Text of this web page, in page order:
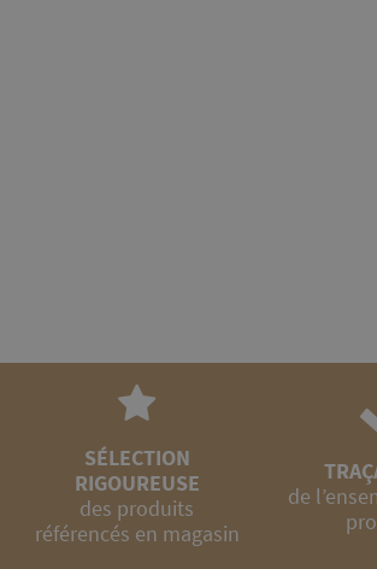
SÉLECTION
RIGOUREUSE
des produits
référencés en magasin
de